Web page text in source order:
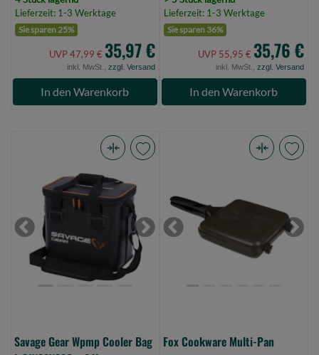
Lieferzeit: 1-3 Werktage
Sie sparen 25%
UVP 47,99 € 35,97 €
inkl. MwSt., zzgl. Versand
In den Warenkorb
Lieferzeit: 1-3 Werktage
Sie sparen 36%
UVP 55,95 € 35,76 €
inkl. MwSt., zzgl. Versand
In den Warenkorb
Wpmp
Cooler
Bag
31X22X28Cm
Previous Next
Savage Gear Wpmp Cooler Bag
Multi-
Pan
(BildPrevious Next
Fox Cookware Multi-Pan